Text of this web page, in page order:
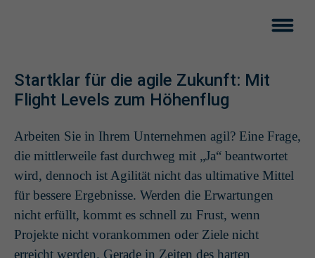
Startklar für die agile Zukunft: Mit
Flight Levels zum Höhenflug
Arbeiten Sie in Ihrem Unternehmen agil? Eine Frage,
die mittlerweile fast durchweg mit „Ja“ beantwortet
wird, dennoch ist Agilität nicht das ultimative Mittel
für bessere Ergebnisse. Werden die Erwartungen
nicht erfüllt, kommt es schnell zu Frust, wenn
Projekte nicht vorankommen oder Ziele nicht
erreicht werden. Gerade in Zeiten des harten